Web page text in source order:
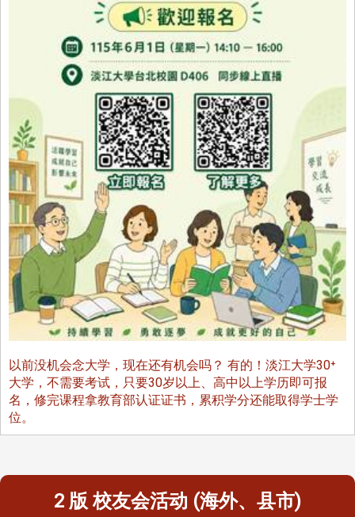
以前没机会念大学，现在还有机会吗？ 有的！淡江大学30⁺
大学，不需要考试，只要30岁以上、高中以上学历即可报
名，修完课程拿教育部认证证书，累积学分还能取得学士学
位。
2 版 校友会活动 (海外、县市)